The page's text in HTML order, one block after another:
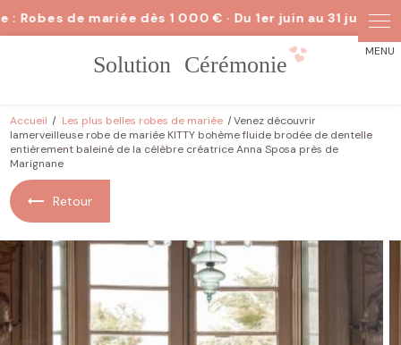
Accueil Les plus belles robes de mariée
Venez découvrir
lamerveilleuse robe de mariée KITTY bohème fluide brodée de dentelle
entièrement baleiné de la célèbre créatrice Anna Sposa près de
Marignane
Retour